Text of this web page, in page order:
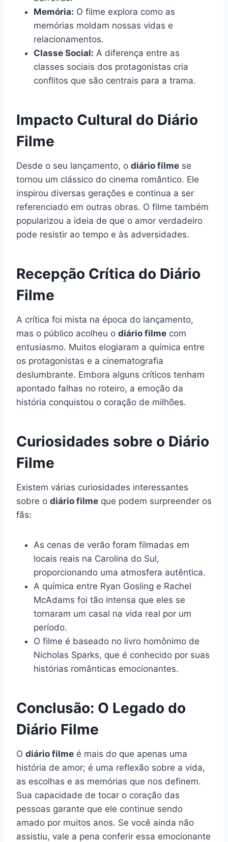
Memória: O filme explora como as
memórias moldam nossas vidas e
relacionamentos.
Classe Social: A diferença entre as
classes sociais dos protagonistas cria
conflitos que são centrais para a trama.
Impacto Cultural do Diário
Filme
Desde o seu lançamento, o diário filme se
tornou um clássico do cinema romântico. Ele
inspirou diversas gerações e continua a ser
referenciado em outras obras. O filme também
popularizou a ideia de que o amor verdadeiro
pode resistir ao tempo e às adversidades.
Recepção Crítica do Diário
Filme
A crítica foi mista na época do lançamento,
mas o público acolheu o diário filme com
entusiasmo. Muitos elogiaram a química entre
os protagonistas e a cinematografia
deslumbrante. Embora alguns críticos tenham
apontado falhas no roteiro, a emoção da
história conquistou o coração de milhões.
Curiosidades sobre o Diário
Filme
Existem várias curiosidades interessantes
sobre o diário filme que podem surpreender os
fãs:
As cenas de verão foram filmadas em
locais reais na Carolina do Sul,
proporcionando uma atmosfera autêntica.
A química entre Ryan Gosling e Rachel
McAdams foi tão intensa que eles se
tornaram um casal na vida real por um
período.
O filme é baseado no livro homônimo de
Nicholas Sparks, que é conhecido por suas
histórias românticas emocionantes.
Conclusão: O Legado do
Diário Filme
O diário filme é mais do que apenas uma
história de amor; é uma reflexão sobre a vida,
as escolhas e as memórias que nos definem.
Sua capacidade de tocar o coração das
pessoas garante que ele continue sendo
amado por muitos anos. Se você ainda não
assistiu, vale a pena conferir essa emocionante